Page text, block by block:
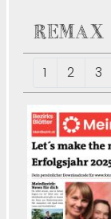
REMAX
1 2 3